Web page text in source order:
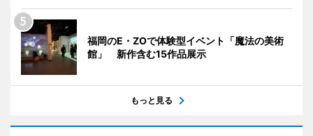
福岡のE・ZOで体験型イベント「魔法の美術
館」 新作含む15作品展示
もっと見る